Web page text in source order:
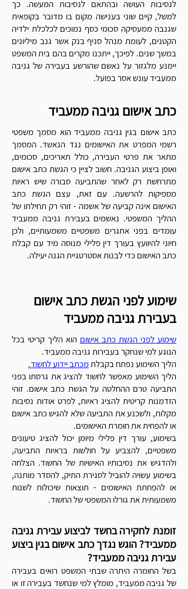
לנסיבות העושה ובהתאם לנסיבות המעשה. כך
למשל, קיים שוני בענישה מקום בו מדובר בקופאית
שגנבה ממעסיקה סכומי כסף נמוכים לכלכלת ילדיה
הקטנים, לעומת מנהל סניף בנק אשר גנב מיליונים
במשך שנים. לפיכך, ייתכנו מקרים בהם בית המשפט
יימנע מלגזור על נאשם שהורשע בעבירה של גניבה
ממעביד עונש אסר בפועל.
כתב אישום גניבה ממעביד
כתב אישום בגין גניבה ממעביד הוא מסמך משפטי
רשמי המפרט את האישומים נגד הנאשד. המסמך
מתאר את פרטי העבירה, כולל תאריכים, סכומים,
ואופן ביצוע הגניבה. חשוב לציין כי הגשת כתב אישום
מתרחשת רק לאחר שהתביעה סבורה שיש ראיות
מספיקות להרשעה. עם זאת, עצם הגשת כתב
האישום אינה קביעה של אשמה - זוהי רק תחילתו של
ההליך המשפטי. נאשמים בעבירת גניבה ממעביד
עומדים בפני אתגרים משפטיים משמעותיים, ולכן
חיוני להיוועץ בעורך דין פלילי מנוסה מיד עם קבלת
כתב האישום כדי לבנות אסטרטגיית הגנה יעילה.
שימוע לפני הגשת כתב אישום
בעבירת גניבה ממעביד
שימוע לפני הגשת כתב אישום הוא הליך קריטי בכל
הנוגע למי שנחקר בעבירות גניבה ממעביד.
הליך השימוע נפתח בקבלתמכתב יידוע לחשוד.
הליך השימוע מאפשר לחשוד להציג את גרסתו בפני
התביעה טרם ההחלטה על הגשת כתב אישום. זוהי
הזדמנות קריטית להציג ראיות, לפרט אודות נסיבות
מקלות, ולשכנע את התביעה שלא להגיש כתב אישום
או להפחית את חומרת האישומים.
בשימוע, עורך דין פלילי מיומן יכול להציג טיעונים
משפטיים, להצביע על חולשות בראיות התביעה,
ולהדגיש את נסיבותיו האישיות של החשוד. הצלחה
בשימוע עשויה להוביל לסגירת התיק, להסדר מותנה,
או להפחתת האישומים - תוצאות שיכולות לשנות
משמעותית את גורלו המשפטי של החשוד.
זומנת לחקירה בחשד לביצוע עבירת גניבה
ממעביד? הוגש נגדך כתב אישום בגין ביצוע
עבירת גניבה ממעביד?
בשל החומרה היתרה שבתי המשפט רואים בעבירה
של גניבה ממעביד, מומלץ למי שנחשד בעבירה זו או